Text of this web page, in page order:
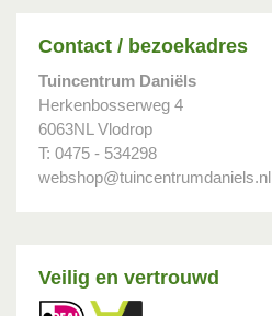
Contact / bezoekadres
Tuincentrum Daniëls
Herkenbosserweg 4
6063NL Vlodrop
T: 0475 - 534298
webshop@tuincentrumdaniels.nl
Veilig en vertrouwd